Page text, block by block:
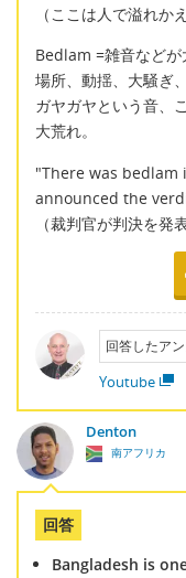
（ここは人で溢れか
Bedlam =雑音などが
場所、動揺、大騒ぎ
ガヤガヤという音、
大荒れ。
"There was
announced the
（裁判官が判決を発
回答したア
Youtube
Denton
南アフリカ
回答
Bangladesh is